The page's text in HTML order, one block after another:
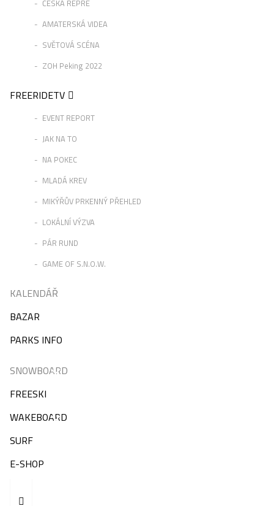
ČESKÁ REPRE
AMATERSKÁ VIDEA
SVĚTOVÁ SCÉNA
ZOH Peking 2022
FREERIDETV
EVENT REPORT
JAK NA TO
NA POKEC
MLADÁ KREV
MIKÝŘŮV PRKENNÝ PŘEHLED
LOKÁLNÍ VÝZVA
PÁR RUND
GAME OF S.N.O.W.
KALENDÁŘ
BAZAR
PARKS INFO
SNOWBOARD
FREESKI
WAKEBOARD
SURF
E-SHOP